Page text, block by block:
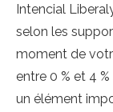
Intencial
selon les
moment de
entre 0 % et 4
un élément